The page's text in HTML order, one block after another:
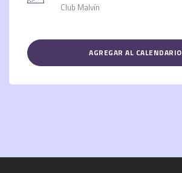
Club Malvín
AGREGAR AL CALENDARIO